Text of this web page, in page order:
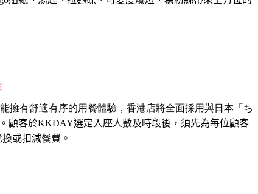
擁有舒適有序的用餐體驗， 香港店將全面採用與日本「ち
顧客於KKDAY選定入座人數及時段後， 須先為每位顧客
或扣減餐費。